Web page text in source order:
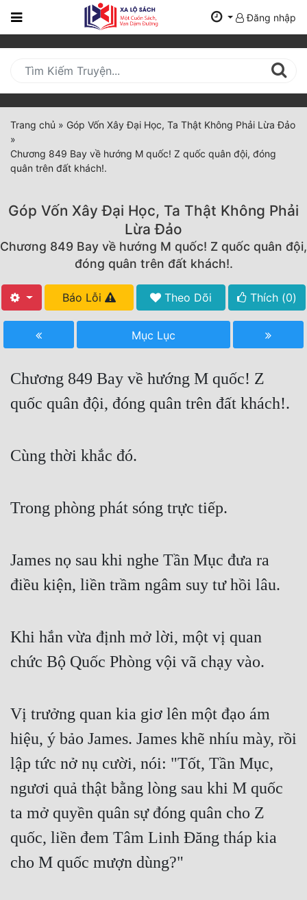
Trang
Mới
Cập
Nhật
(current)
BXH
Thể Loại
Tất Cả
Truyện Mới Ra
Truyện Convert
Truyện Dịch
Truyện ngắn
Du Hí
Dị Giới
Dị Năng
Gia Đấu
Góc Nhìn Nam
Góc Nhìn Nữ
Huyền Huyễn
Đăng nhập
Trang chủ » Góp Vốn Xây Đại Học, Ta Thật Không Phải Lừa Đảo
»
Chương 849 Bay về hướng M quốc! Z quốc quân đội, đóng
quân trên đất khách!.
Góp Vốn Xây Đại Học, Ta Thật Không Phải
Lừa Đảo
Chương 849 Bay về hướng M quốc! Z quốc quân đội,
đóng quân trên đất khách!.
Báo Lỗi Theo Dõi Thích (0)
Mục Lục
Chương 849 Bay về hướng M quốc! Z
quốc quân đội, đóng quân trên đất khách!.
Cùng thời khắc đó.
Trong phòng phát sóng trực tiếp.
James nọ sau khi nghe Tần Mục đưa ra
điều kiện, liền trầm ngâm suy tư hồi lâu.
Khi hắn vừa định mở lời, một vị quan
chức Bộ Quốc Phòng vội vã chạy vào.
Vị trưởng quan kia giơ lên một đạo ám
hiệu, ý bảo James. James khẽ nhíu mày, rồi
lập tức nở nụ cười, nói: "Tốt, Tần Mục,
ngươi quả thật bằng lòng sau khi M quốc
ta mở quyền quân sự đóng quân cho Z
quốc, liền đem Tâm Linh Đăng tháp kia
cho M quốc mượn dùng?"